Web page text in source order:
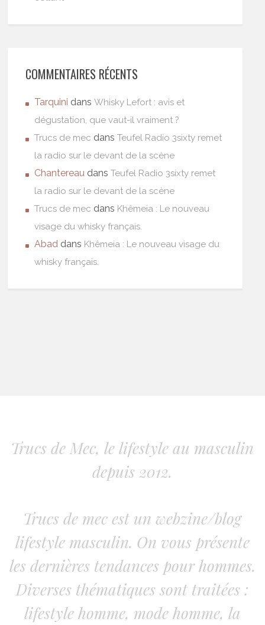
COMMENTAIRES RÉCENTS
Tarquini dansWhisky Lefort : avis et
dégustation, que vaut-il vraiment ?
Trucs de mec dansTeufel Radio 3sixty remet
la radio sur le devant de la scène
Chantereau dansTeufel Radio 3sixty remet
la radio sur le devant de la scène
Trucs de mec dans Khêmeia : Le nouveau
visage du whisky français.
Abad dans Khêmeia : Le nouveau visage du
whisky français.
Trucs de Mec, le lifestyle au masculin
depuis 2012.
Trucs de mec est un webzine/blog
lifestyle masculin. On vous présente
les dernières tendances pour hommes.
Diverses thématiques sont traitées :
lifestyle homme, mode homme, la